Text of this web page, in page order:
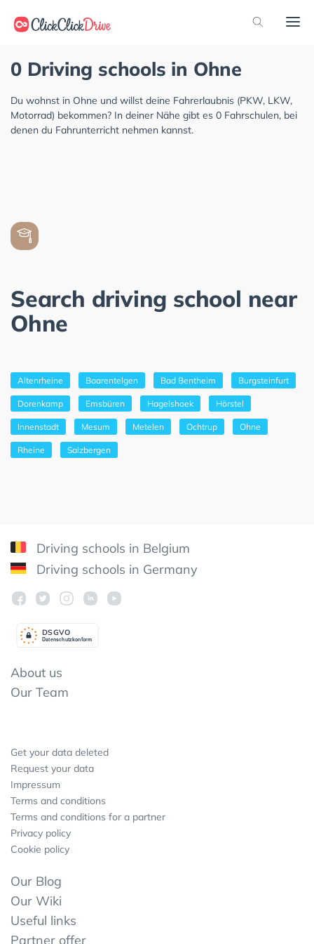
0 Driving schools in Ohne
Du wohnst in Ohne und willst deine Fahrerlaubnis (PKW, LKW,
Motorrad) bekommen? In deiner Nähe gibt es 0 Fahrschulen, bei
denen du Fahrunterricht nehmen kannst.
Search driving school near
Ohne
Altenrheine Baarentelgen Bad Bentheim Burgsteinfurt
Dorenkamp Emsbüren Hagelshoek Hörstel
Innenstadt Mesum Metelen Ochtrup Ohne
Rheine Salzbergen
Driving schools in Belgium
Driving schools in Germany
Datenschutzkonform
DSGVO
About us
Our Team
Get your data deleted
Request your data
Impressum
Terms and conditions
Terms and conditions for a partner
Privacy policy
Cookie policy
Our Blog
Our Wiki
Useful links
Partner offer